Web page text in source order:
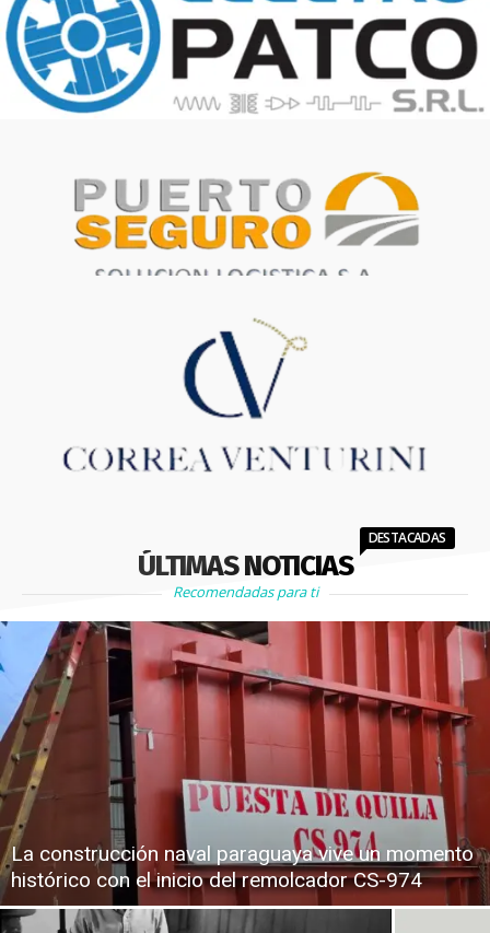
ÚLTIMAS NOTICIAS
DESTACADAS
Recomendadas para ti
La construcción naval paraguaya vive un momento
histórico con el inicio del remolcador CS-974